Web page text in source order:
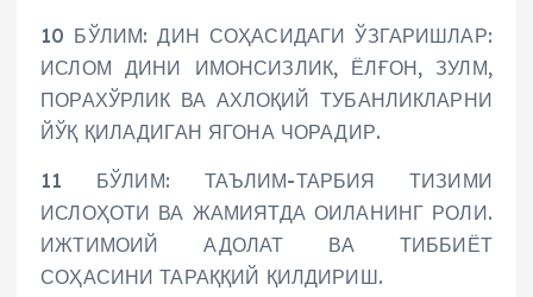
10 БЎЛИМ: ДИН СОҲАСИДАГИ ЎЗГАРИШЛАР:
ИСЛОМ ДИНИ ИМОНСИЗЛИК, ЁЛҒОН, ЗУЛМ,
ПОРАХЎРЛИК ВА АХЛОҚИЙ ТУБАНЛИКЛАРНИ
ЙЎҚ ҚИЛАДИГАН ЯГОНА ЧОРАДИР.
11 БЎЛИМ: ТАЪЛИМ-ТАРБИЯ ТИЗИМИ
ИСЛОҲОТИ ВА ЖАМИЯТДА ОИЛАНИНГ РОЛИ.
ИЖТИМОИЙ АДОЛАТ ВА ТИББИЁТ
СОҲАСИНИ ТАРАҚҚИЙ ҚИЛДИРИШ.